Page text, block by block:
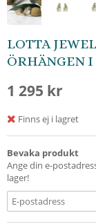
LOTTA
ÖRHÄNGEN I
1 295 kr
Finns ej i lagret
Bevaka produkt
Ange din e-
lager!